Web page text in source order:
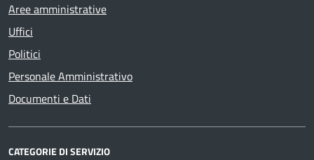
Aree amministrative
Uffici
Politici
Personale Amministrativo
Documenti e Dati
CATEGORIE DI SERVIZIO